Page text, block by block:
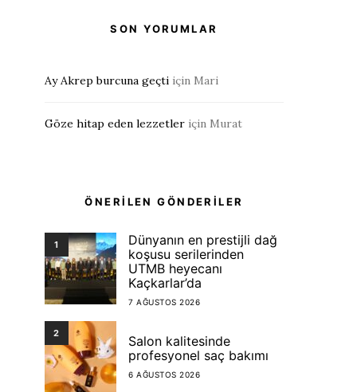
SON YORUMLAR
Ay Akrep burcuna geçti için Mari
Göze hitap eden lezzetler için Murat
ÖNERİLEN GÖNDERİLER
1
Dünyanın en prestijli dağ
koşusu serilerinden
UTMB heyecanı
Kaçkarlar’da
7 AĞUSTOS 2026
2
Salon kalitesinde
profesyonel saç bakımı
6 AĞUSTOS 2026